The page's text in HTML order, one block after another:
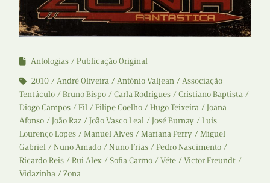
Antologias
Publicação Original
2010
André Oliveira António Valjean
Associação
Tentáculo
Bruno Bispo Carla Rodrigues
Cristiano Baptista
Diogo Campos
Fil Filipe Coelho Hugo Teixeira
Joana
Afonso
João Raz João Vasco Leal José Burnay
Luís
Lourenço Lopes
Manuel Alves Mariana Perry
Miguel
Gabriel
Nuno Amado Nuno Frias
Pedro Nascimento
Ricardo Reis
Rui Alex Sofia Carmo Véte
Victor Freundt
Vidazinha
Zona